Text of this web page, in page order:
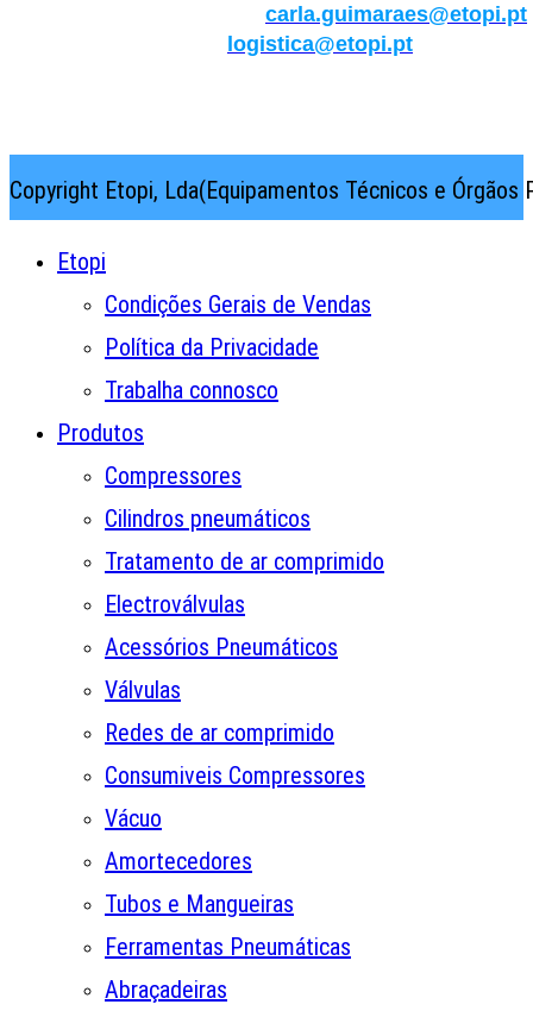
carla.guimaraes@etopi.pt
logistica@etopi.pt
Copyright Etopi, Lda(Equipamentos Técnicos e
Etopi
Condições Gerais de Vendas
Política da Privacidade
Trabalha connosco
Produtos
Compressores
Cilindros pneumáticos
Tratamento de ar comprimido
Electroválvulas
Acessórios Pneumáticos
Válvulas
Redes de ar comprimido
Consumiveis Compressores
Vácuo
Amortecedores
Tubos e Mangueiras
Ferramentas Pneumáticas
Abraçadeiras